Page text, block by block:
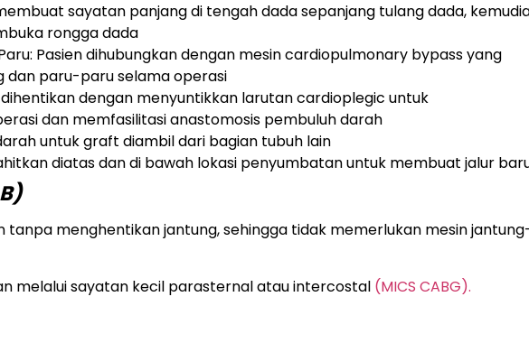
sayatan panjang di tengah dada sepanjang tulang dada,
rongga dada
Pasien dihubungkan dengan mesin cardiopulmonary bypass yang
dan paru-paru selama operasi
dengan menyuntikkan larutan cardioplegic untuk
dan memfasilitasi anastomosis pembuluh darah
untuk graft diambil dari bagian tubuh lain
diatas dan di bawah lokasi penyumbatan untuk membuat jalur
tanpa menghentikan jantung, sehingga tidak memerlukan mesin
melalui sayatan kecil parasternal atau intercostal (MICS CABG).